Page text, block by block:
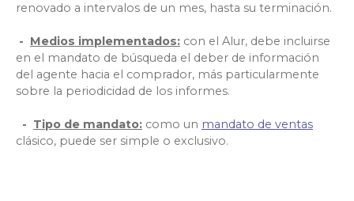
renovado a intervalos de un mes, hasta su terminación.
- Medios implementados: con el Alur, debe incluirse
en el mandato de búsqueda el deber de información
del agente hacia el comprador, más particularmente
sobre la periodicidad de los informes.
- Tipo de mandato: como un mandato de ventas
clásico, puede ser simple o exclusivo.